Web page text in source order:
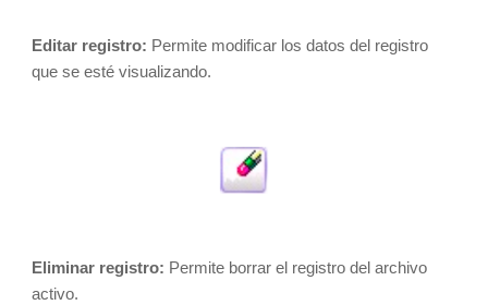
Editar registro: Permite modificar los datos del registro
que se esté visualizando.
Eliminar registro: Permite borrar el registro del archivo
activo.